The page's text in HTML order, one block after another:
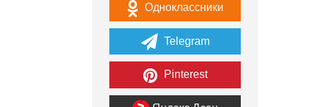
Одноклассники
Telegram
Pinterest